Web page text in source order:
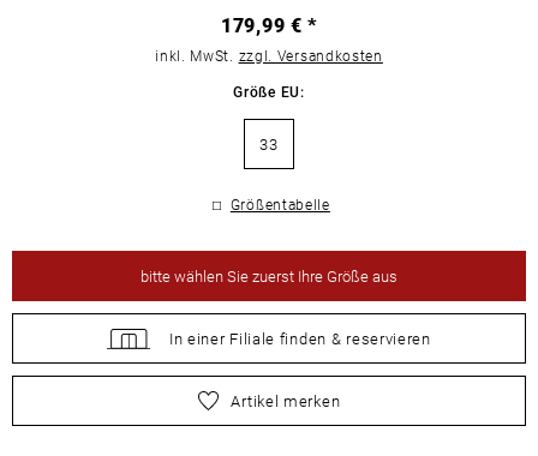
179,99 € *
inkl. MwSt. zzgl. Versandkosten
Größe EU:
33
Größentabelle
bittewählen Sie zuerst Ihre Größe aus
In einer Filiale finden & reservieren
wählen Sie zuerst Ihre Größe aus
Artikel merken